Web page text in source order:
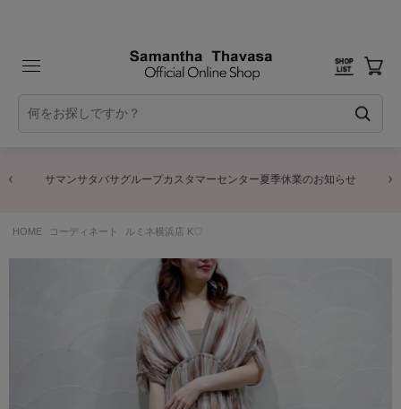
サマンサタバサグループカスタマーセンター夏季休業のお知らせ
HOME コーディネート ルミネ横浜店 K♡